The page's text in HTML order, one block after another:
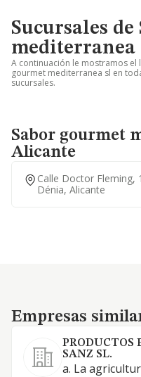
Sucursales
mediterranea
A continuación le mostramos el
gourmet mediterranea sl en
sucursales.
Sabor gourmet
Alicante
Calle Doctor Fleming,
Dénia, Alicante
Empresas similares
Empresas
PRODUCTOS
SANZ SL.
a. La